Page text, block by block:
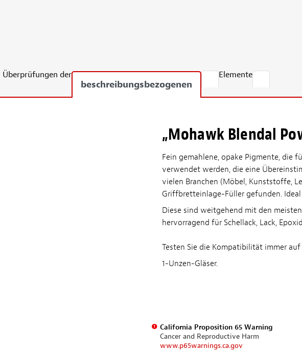
Überprüfungen der
beschreibungsbezogenen
Elemente
„Mohawk Blendal
Fein gemahlene, opake Pigmente, die
verwendet werden, die eine
vielen Branchen (Möbel, Kunststoffe,
Griffbretteinlage-Füller gefunden.
Diese sind weitgehend mit den
hervorragend für Schellack, Lack,
Testen Sie die Kompatibilität immer
1-Unzen-Gläser.
California Proposition 65 Warning
Cancer and Reproductive Harm
www.p65warnings.ca.gov